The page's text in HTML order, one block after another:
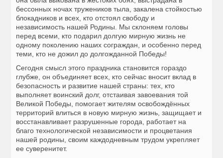
бессонных ночах тружеников тыла, закалена стойкостью
блокадников и всех, кто отстоял свободу и
независимость нашей Родины. Мы склоняем головы
перед всеми, кто подарил долгую мирную жизнь не
одному поколению наших сограждан, и особенно перед
теми, кто не дожил до долгожданной Победы!
Сегодня смысл этого праздника становится гораздо
глубже, он объединяет всех, кто сейчас вносит вклад в
безопасность и развитие нашей страны: тех, кто
выполняет воинский долг, отстаивая завоевания той
Великой Победы, помогает жителям освобождённых
территорий влиться в новую мирную жизнь, защищает и
восстанавливает разрушенные города, работает на
благо технологической независимости и процветания
нашей родины, своим каждодневным трудом укрепляет
ее суверенитет.